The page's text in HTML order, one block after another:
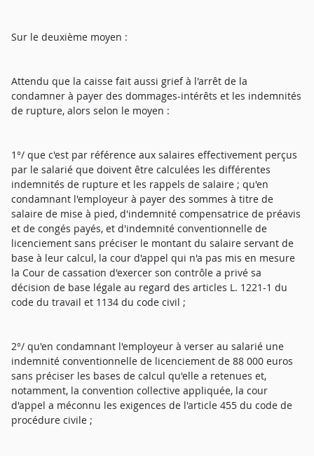
Sur le deuxième moyen :
Attendu que la caisse fait aussi grief à l'arrêt de la
condamner à payer des dommages-intérêts et les indemnités
de rupture, alors selon le moyen :
1°/ que c'est par référence aux salaires effectivement perçus
par le salarié que doivent être calculées les différentes
indemnités de rupture et les rappels de salaire ; qu'en
condamnant l'employeur à payer des sommes à titre de
salaire de mise à pied, d'indemnité compensatrice de préavis
et de congés payés, et d'indemnité conventionnelle de
licenciement sans préciser le montant du salaire servant de
base à leur calcul, la cour d'appel qui n'a pas mis en mesure
la Cour de cassation d'exercer son contrôle a privé sa
décision de base légale au regard des articles L. 1221-1 du
code du travail et 1134 du code civil ;
2°/ qu'en condamnant l'employeur à verser au salarié une
indemnité conventionnelle de licenciement de 88 000 euros
sans préciser les bases de calcul qu'elle a retenues et,
notamment, la convention collective appliquée, la cour
d'appel a méconnu les exigences de l'article 455 du code de
procédure civile ;